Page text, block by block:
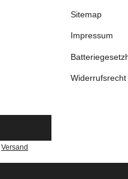
Sitemap
Impressum
Widerrufsrecht
Versand